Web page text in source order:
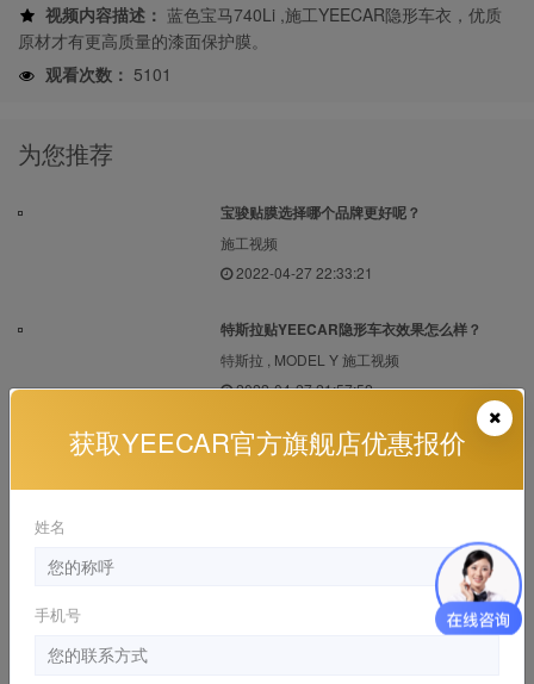
视频内容描述： 蓝色宝马740Li ,施工YEECAR隐形车衣，优质
原材才有更高质量的漆面保护膜。
观看次数： 5101
为您推荐
宝骏贴膜选择哪个品牌更好呢？
施工视频
2022-04-27 22:33:21
特斯拉贴YEECAR隐形车衣效果怎么样？
特斯拉 , MODEL Y 施工视频
2022-04-27 21:57:52
宝马X5 M施工YEECAR隐形车衣汽车贴膜案例
获取YEECAR官方旗舰店优惠报价
姓名
手机号